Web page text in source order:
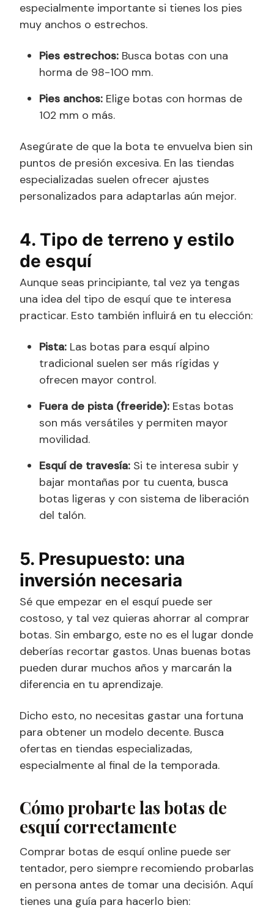
especialmente importante si tienes los pies
muy anchos o estrechos.
Pies estrechos: Busca botas con una
horma de 98-100 mm.
Pies anchos: Elige botas con hormas de
102 mm o más.
Asegúrate de que la bota te envuelva bien sin
puntos de presión excesiva. En las tiendas
especializadas suelen ofrecer ajustes
personalizados para adaptarlas aún mejor.
4. Tipo de terreno y estilo
de esquí
Aunque seas principiante, tal vez ya tengas
una idea del tipo de esquí que te interesa
practicar. Esto también influirá en tu elección:
Pista: Las botas para esquí alpino
tradicional suelen ser más rígidas y
ofrecen mayor control.
Fuera de pista (freeride): Estas botas
son más versátiles y permiten mayor
movilidad.
Esquí de travesía: Si te interesa subir y
bajar montañas por tu cuenta, busca
botas ligeras y con sistema de liberación
del talón.
5. Presupuesto: una
inversión necesaria
Sé que empezar en el esquí puede ser
costoso, y tal vez quieras ahorrar al comprar
botas. Sin embargo, este no es el lugar donde
deberías recortar gastos. Unas buenas botas
pueden durar muchos años y marcarán la
diferencia en tu aprendizaje.
Dicho esto, no necesitas gastar una fortuna
para obtener un modelo decente. Busca
ofertas en tiendas especializadas,
especialmente al final de la temporada.
Cómo probarte las botas de
esquí correctamente
Comprar botas de esquí online puede ser
tentador, pero siempre recomiendo probarlas
en persona antes de tomar una decisión. Aquí
tienes una guía para hacerlo bien: